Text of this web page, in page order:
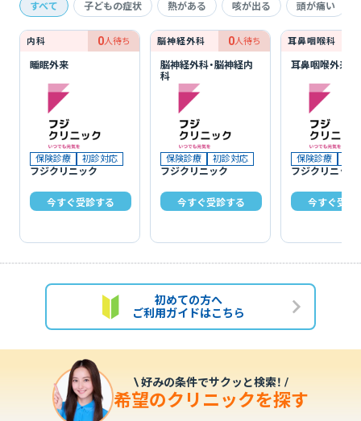
すべて 子どもの症状 熱がある 咳が出る 頭が痛い
内科 0人待ち
睡眠外来
保険診療 初診対応
フジクリニック
今すぐ受診する
脳神経外科 0人待ち
脳神経外科・脳神経内
科
保険診療 初診対応
フジクリニック
今すぐ受診する
耳鼻咽喉科
耳鼻咽喉外来
保険診療
フジクリニック
今すぐ受診
初めての方へ
ご利用ガイドはこちら
\ 好みの条件でサクッと検索！ /
希望のクリニックを探す